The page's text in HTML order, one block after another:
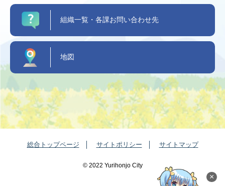
×
組織一覧・各課お問い合わせ先
地図
総合トップページ サイトポリシー サイトマップ
©️ 2022 Yurihonjo City